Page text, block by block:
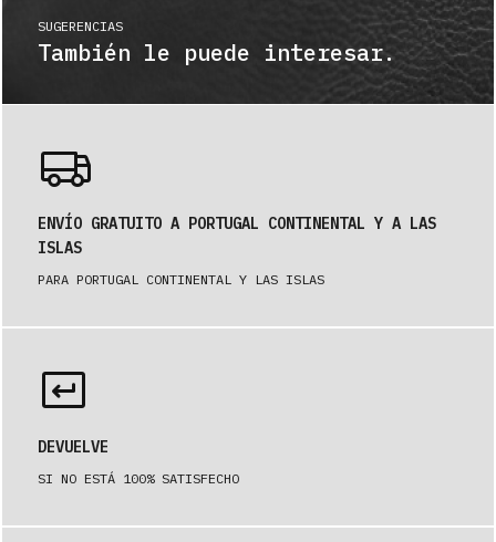
SUGERENCIAS
También le puede interesar.
ENVÍO GRATUITO A PORTUGAL CONTINENTAL Y A LAS
ISLAS
PARA PORTUGAL CONTINENTAL Y LAS ISLAS
DEVUELVE
SI NO ESTÁ 100% SATISFECHO